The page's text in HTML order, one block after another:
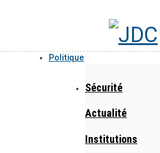
Politique
Sécurité
Actualité
Institutions